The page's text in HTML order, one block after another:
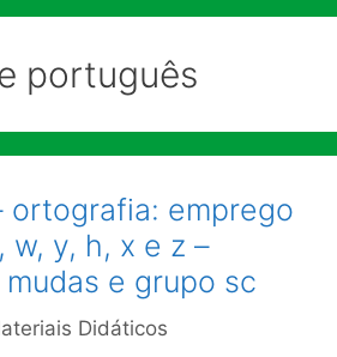
português
ortografia: emprego
w, y, h, x e z –
e grupo sc
Didáticos